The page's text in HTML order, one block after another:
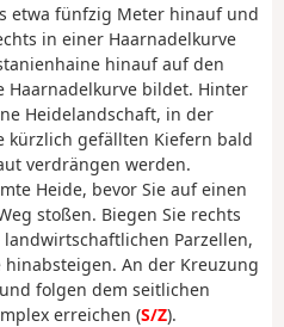
etwa fünfzig Meter hinauf und
in einer Haarnadelkurve
hinauf auf den
Haarnadelkurve bildet. Hinter
Heidelandschaft, in der
kürzlich gefällten Kiefern bald
verdrängen werden.
Heide, bevor Sie auf einen
stoßen. Biegen Sie rechts
Parzellen,
An der Kreuzung
folgen dem seitlichen
erreichen (S/Z).